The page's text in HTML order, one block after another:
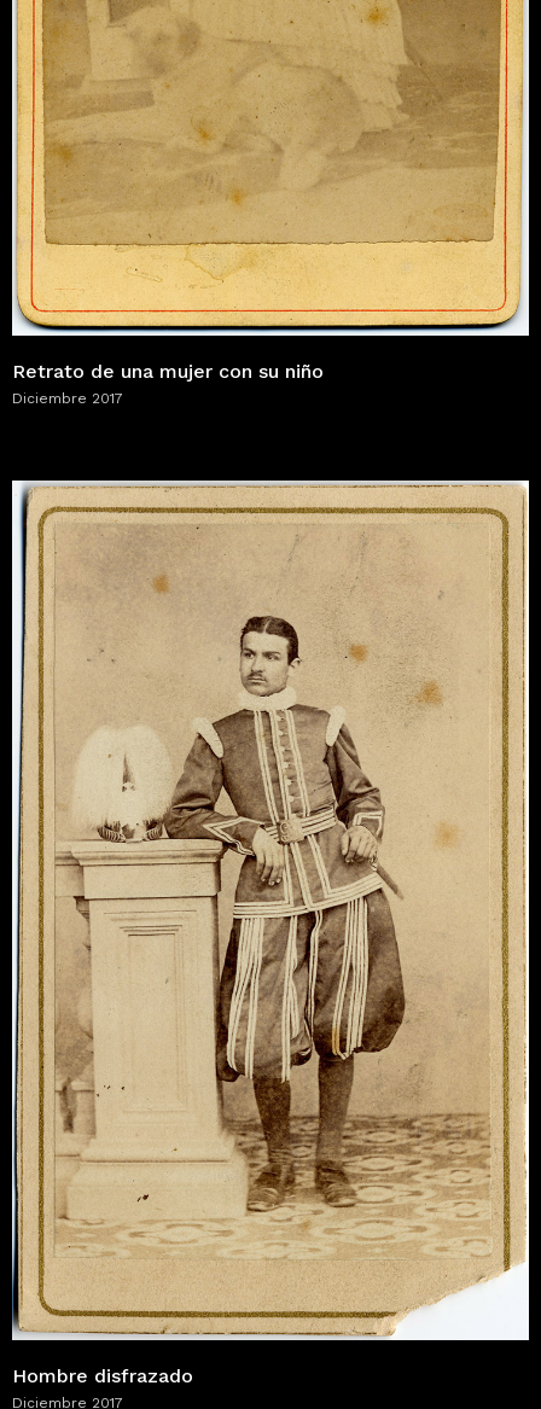
Retrato de una mujer con su niño
Diciembre 2017
Hombre disfrazado
Diciembre 2017